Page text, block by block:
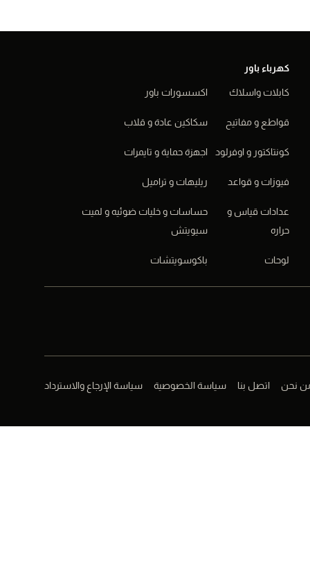
كهرباء باور
كابلات واسلاك
قواطع و مفاتيح
كونتاكتور و اوفرلود
فيوزات و قواعد
عدادات قياس و
حراره
لوحات
اكسسورات باور
سكاكين عادة و قلاب
اجهزة حماية و تايمرات
ريليهات و تراميل
حساسات و خليات ضوئيه و لميت
سيويتش
باكوسويتشات
نحن اتصل بنا سياسة الخصوصية سياسة الإرجاع والاسترداد